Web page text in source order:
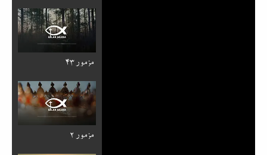
مزمور ۴۳
مزمور ۲